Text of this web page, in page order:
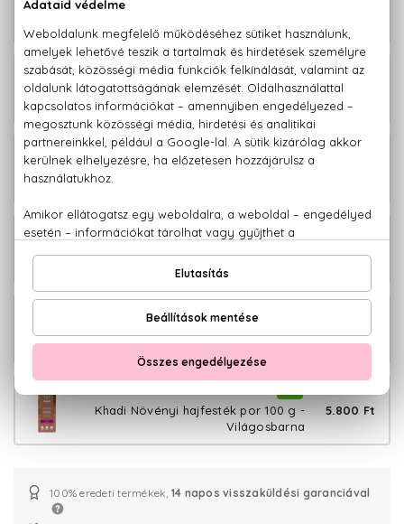
Khadi Növényi hajfesték por 100 g -
BIO
Khadi Növényi hajfesték por 100 g -
Középbarna
5.800 Ft
Khadi Növényi hajfesték por 100 g -
BIO
Mogyoróbarna
Sötétbarna
5.800 Ft
Khadi Növényi hajfesték por 100 g -
Világosbarna
5.800 Ft
100% eredeti termékek, 14 napos visszaküldési garanciával